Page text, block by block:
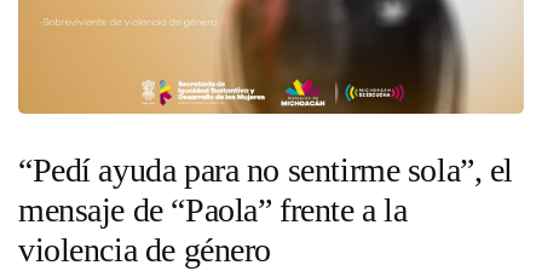
“Pedí ayuda para no sentirme sola”, el
mensaje de “Paola” frente a la
violencia de género